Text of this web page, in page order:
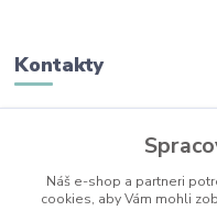
Kontakty
+421 950 436 258
(Po-Pia, 9-17 hod.)
Náš e-shop a partneri
cookies, aby Vám mohli